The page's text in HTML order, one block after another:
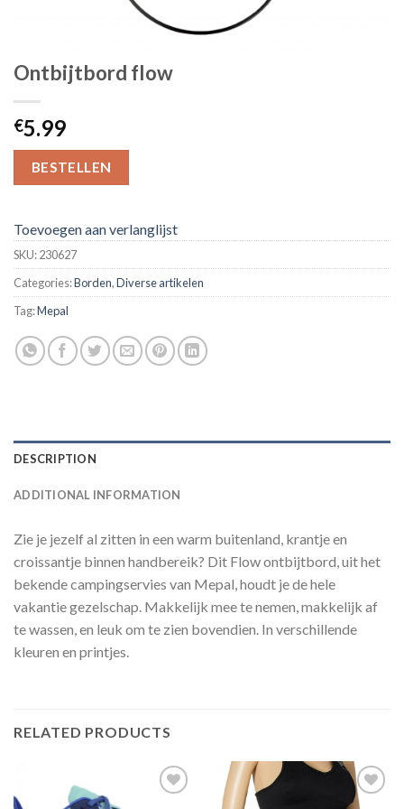
Ontbijtbord flow
€5.99
BESTELLEN
Toevoegen aan verlanglijst
SKU:230627
Categories:Borden,Diverse artikelen
Tag:Mepal
DESCRIPTION
ADDITIONAL INFORMATION
Zie je jezelf al zitten in een warm buitenland, krantje en
croissantje binnen handbereik? Dit Flow ontbijtbord, uit het
bekende campingservies van Mepal, houdt je de hele
vakantie gezelschap. Makkelijk mee te nemen, makkelijk af
te wassen, en leuk om te zien bovendien. In verschillende
kleuren en printjes.
RELATED PRODUCTS
Toevoegen